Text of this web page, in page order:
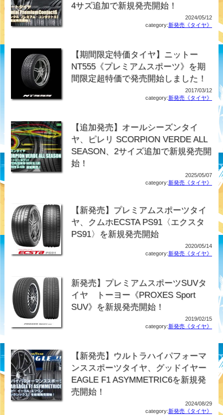
4サズ追加で新規発売開始！
2024/05/12
category:新発売《タイヤ》
【期間限定特価タイヤ】ニットー
NT555《プレミアムスポーツ》を期
間限定超特価で発売開始しました！
2017/03/12
category:新発売《タイヤ》
【追加発売】オールシーズンタイ
ヤ、ピレリ SCORPION VERDE ALL
SEASON、2サイズ追加で新規発売開
始！
2025/05/07
category:新発売《タイヤ》
【新発売】プレミアムスポーツタイ
ヤ、クムホECSTA PS91〈エクスタ
PS91〉を新規発売開始
2020/05/14
category:新発売《タイヤ》
新発売】プレミアムスポーツSUVタ
イヤ トーヨー《PROXES Sport
SUV》を新規発売開始！
2019/02/15
category:新発売《タイヤ》
【新発売】ウルトラハイパフォーマ
ンススポーツタイヤ、グッドイヤー
EAGLE F1 ASYMMETRIC6を新規発
売開始！
2024/08/29
category:新発売《タイヤ》